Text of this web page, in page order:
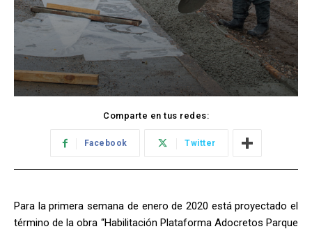
Comparte en tus redes:
Facebook Twitter
Para la primera semana de enero de 2020 está proyectado el
término de la obra “Habilitación Plataforma Adocretos Parque